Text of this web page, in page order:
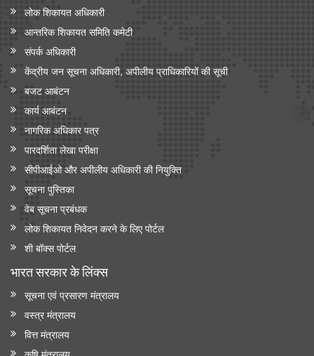
लोक शिकायत अधिकारी
आन्‍तरिक शिकायत समिति कमेटी
संपर्क अधिकारी
केंद्रीय जन सूचना अधिकारी, अपीलीय प्राधिकारियों की सूची
बजट आबंटन
कार्य आबंटन
नागरिक अधिकार पत्र
पारदर्शिता लेखा परीक्षा
सीपीआईओ और अपी‍लीय अधिकारी की नियुक्ति
सूचना पुस्तिका
वेब सूचना प्रबंधक
लोक शिकायत निवेदन करने के लिए पोर्टल
शी बॉक्स पोर्टल
भारत सरकार के लिंक्‍स
सूचना एवं प्रसारण मंत्रालय
वस्त्र मंत्रालय
वित्त मंत्रालय